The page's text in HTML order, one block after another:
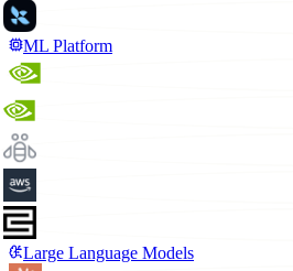
ML Platform
Large Language Models